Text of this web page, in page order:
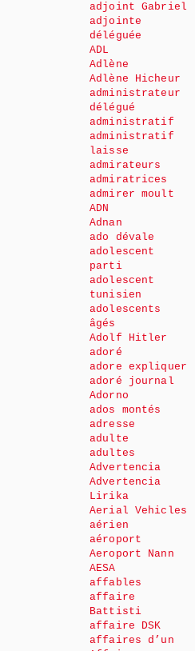
adjoint Gabriel
adjointe
déléguée
ADL
Adlène
Adlène Hicheur
administrateur
délégué
administratif
administratif
laisse
admirateurs
admiratrices
admirer moult
ADN
Adnan
ado dévale
adolescent
parti
adolescent
tunisien
adolescents
âgés
Adolf Hitler
adoré
adore expliquer
adoré journal
Adorno
ados montés
adresse
adulte
adultes
Advertencia
Advertencia
Lirika
Aerial Vehicles
aérien
aéroport
Aeroport Nann
AESA
affables
affaire
Battisti
affaire DSK
affaires d’un